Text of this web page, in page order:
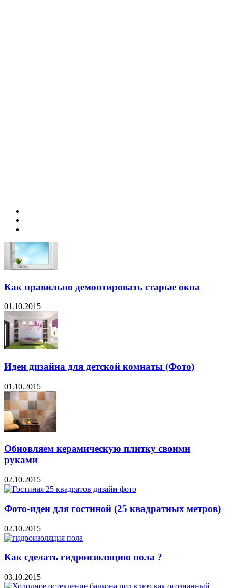
Как правильно демонтировать старые окна
01.10.2015
Идеи дизайна для детской комнаты (Фото)
01.10.2015
Обновляем керамическую плитку своими
руками
02.10.2015
Фото-идеи для гостиной (25 квадратных метров)
02.10.2015
Как сделать гидроизоляцию пола ?
03.10.2015